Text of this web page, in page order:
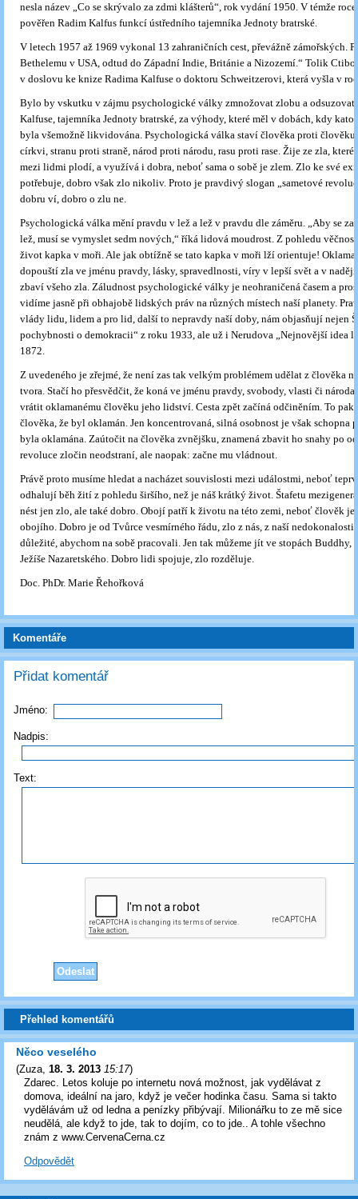
nesla název „Co se skrývalo za zdmi klášterů“, rok vydání 1950. V témže
pověřen Radim Kalfus funkcí ústředního tajemníka Jednoty bratrské.
V letech 1957 až 1969 vykonal 13 zahraničních cest, převážně zámořských.
Bethelemu v USA, odtud do Západní Indie, Británie a Nizozemí.“ Tolik
v doslovu ke knize Radima Kalfuse o doktoru Schweitzerovi, která vyšla v
Bylo by vskutku v zájmu psychologické války zmnožovat zlobu a odsuzovat
Kalfuse, tajemníka Jednoty bratrské, za výhody, které měl v dobách, kdy
byla všemožně likvidována. Psychologická válka staví člověka proti
církvi, stranu proti straně, národ proti národu, rasu proti rase. Žije ze zla,
mezi lidmi plodí, a využívá i dobra, neboť sama o sobě je zlem. Zlo ke své
potřebuje, dobro však zlo nikoliv. Proto je pravdivý slogan „sametové
dobru ví, dobro o zlu ne.
Psychologická válka mění pravdu v lež a lež v pravdu dle záměru. „Aby se
lež, musí se vymyslet sedm nových,“ říká lidová moudrost. Z pohledu
život kapka v moři. Ale jak obtížně se tato kapka v moři lží orientuje!
dopouští zla ve jménu pravdy, lásky, spravedlnosti, víry v lepší svět a v
zbaví všeho zla. Záludnost psychologické války je neohraničená časem a
vidíme jasně při obhajobě lidských práv na různých místech naší planety.
vlády lidu, lidem a pro lid, další to nepravdy naší doby, nám objasňují nejen
pochybnosti o demokracii“ z roku 1933, ale už i Nerudova „Nejnovější idea
1872.
Z uvedeného je zřejmé, že není zas tak velkým problémem udělat z člověka
tvora. Stačí ho přesvědčit, že koná ve jménu pravdy, svobody, vlasti či
vrátit oklamanému člověku jeho lidství. Cesta zpět začíná odčiněním. To pak
člověka, že byl oklamán. Jen koncentrovaná, silná osobnost je však schopna
byla oklamána. Zaútočit na člověka zvnějšku, znamená zbavit ho snahy po
revoluce zločin neodstraní, ale naopak: začne mu vládnout.
Právě proto musíme hledat a nacházet souvislosti mezi událostmi, neboť
odhalují běh žití z pohledu širšího, než je náš krátký život. Štafetu
nést jen zlo, ale také dobro. Obojí patří k životu na této zemi, neboť člověk je
obojího. Dobro je od Tvůrce vesmírného řádu, zlo z nás, z naší
důležité, abychom na sobě pracovali. Jen tak můžeme jít ve stopách Buddhy,
Ježíše Nazaretského. Dobro lidi spojuje, zlo rozděluje.
Doc. PhDr. Marie Řehořková
Komentáře
Přidat komentář
Jméno:
Nadpis:
Text:
Přehled komentářů
Něco veselého
(Zuza, 18. 3. 2013 15:17)
Zdarec. Letos koluje po internetu nová možnost, jak vydělávat z
domova, ideální na jaro, když je večer hodinka času. Sama si takto
vydělávám už od ledna a penízky přibývají. Milionářku to ze mě sice
neudělá, ale když to jde, tak to dojím, co to jde.. A tohle všechno
znám z www.CervenaCerna.cz
Odpovědět